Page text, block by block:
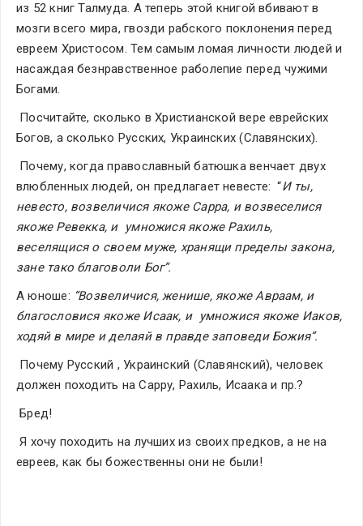
из 52 книг Талмуда. А теперь этой книгой вбивают в
мозги всего мира, гвозди рабского поклонения перед
евреем Христосом. Тем самым ломая личности людей и
насаждая безнравственное раболепие перед чужими
Богами.
Посчитайте, сколько в Христианской вере еврейских
Богов, а сколько Русских, Украинских (Славянских).
Почему, когда православный батюшка венчает двух
влюбленных людей, он предлагает невесте:  “И ты,
невесто, возвеличися якоже Сарра, и возвеселися
якоже Ревекка, и  умножися якоже Рахиль,
веселящися о своем муже, хранящи пределы закона,
зане тако благоволи Бог”.
А юноше: “Возвеличися, женише, якоже Авраам, и
благословися якоже Исаак, и  умножися якоже Иаков,
ходяй в мире и делаяй в правде заповеди Божия”.
Почему Русский , Украинский (Славянский), человек
должен походить на Сарру, Рахиль, Исаака и пр.?
Бред!
Я хочу походить на лучших из своих предков, а не на
евреев, как бы божественны они не были!